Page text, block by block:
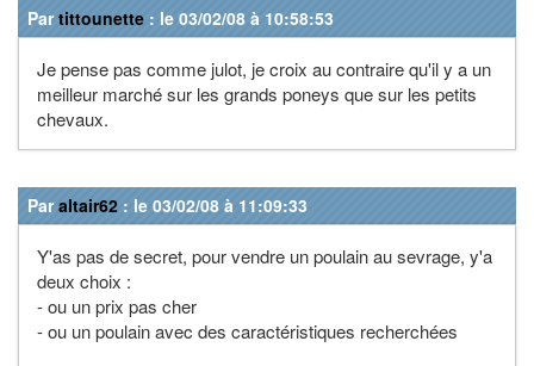
Partittounette : le 03/02/08 à 10:58:53
Je pense pas comme julot, je croix au contraire qu'il y a un
meilleur marché sur les grands poneys que sur les petits
chevaux.
Paraltair62 : le 03/02/08 à 11:09:33
Y'as pas de secret, pour vendre un poulain au sevrage, y'a
deux choix :
- ou un prix pas cher
- ou un poulain avec des caractéristiques recherchées